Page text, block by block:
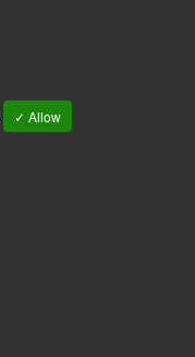
✓ Allow